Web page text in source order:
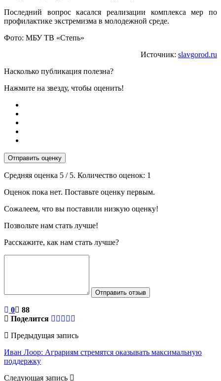
Последний вопрос касался реализации комплекса мер по
профилактике экстремизма в молодежной среде.
Фото: МБУ ТВ «Степь»
Источник: slavgorod.ru
Насколько публикация полезна?
Нажмите на звезду, чтобы оценить!
Отправить оценку
Средняя оценка 5 / 5. Количество оценок: 1
Оценок пока нет. Поставьте оценку первым.
Сожалеем, что вы поставили низкую оценку!
Позвольте нам стать лучше!
Расскажите, как нам стать лучше?
Отправить отзыв
0
88
Поделится
Предыдущая запись
Иван Лоор: Аграриям стремятся оказывать максимальную
поддержку
Следующая запись